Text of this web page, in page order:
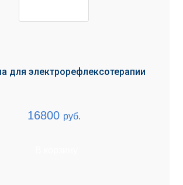
для электрорефлексотерапии
16800 руб.